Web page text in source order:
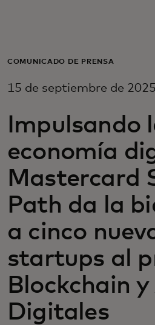
Para empresas
Para innovadores
Noticias y
COMUNICADO DE PRENSA
15 de septiembre de
Impulsando
economía
Mastercard
Path da la
a cinco
startups al
Blockchain
Digitales